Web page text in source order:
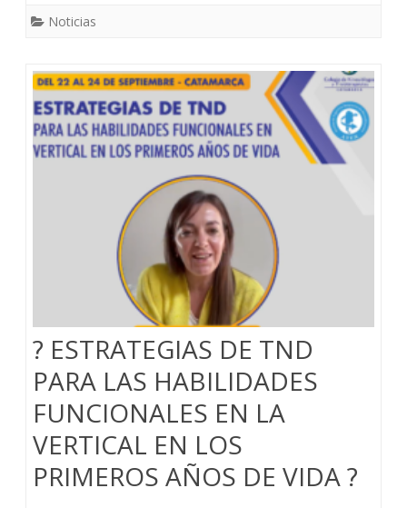
Noticias
? ESTRATEGIAS DE TND
PARA LAS HABILIDADES
FUNCIONALES EN LA
VERTICAL EN LOS
PRIMEROS AÑOS DE VIDA ?